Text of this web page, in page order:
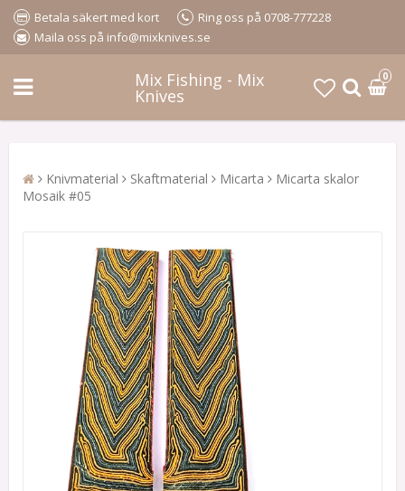
Betala säkert med kort
Ring oss på 0708-777228
Maila oss på info@mixknives.se
Mix Fishing - Mix
Knives
0
Knivmaterial Skaftmaterial Micarta
Micarta skalor
Mosaik #05